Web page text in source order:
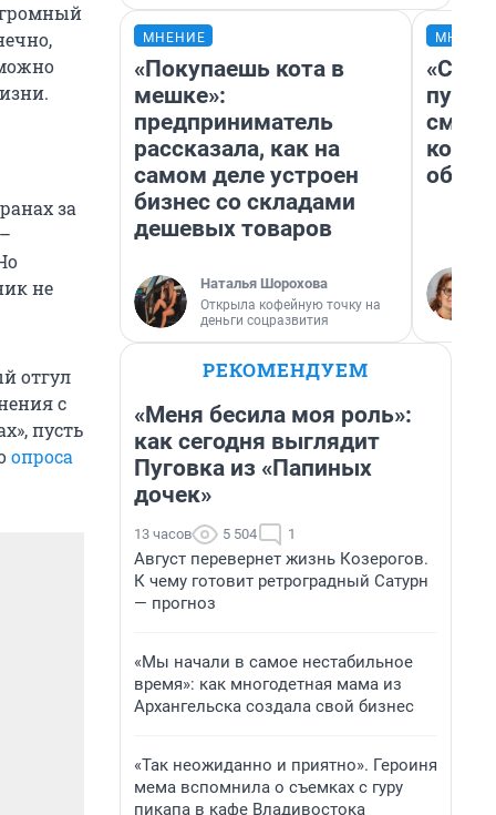
за
не
отгул
с
пусть
опроса
МНЕНИЕ
«Покупаешь кота в
мешке»:
предприниматель
рассказала, как на
самом деле устроен
бизнес со складами
дешевых товаров
Наталья Шорохова
Открыла кофейную точку на
деньги соцразвития
РЕКОМЕНДУЕМ
«Меня бесила моя роль»:
как сегодня выглядит
Пуговка из «Папиных
дочек»
13 часов 5 504 1
Август перевернет жизнь Козерогов.
К чему готовит ретроградный Сатурн
— прогноз
«Мы начали в самое нестабильное
время»: как многодетная мама из
Архангельска создала свой бизнес
«Так неожиданно и приятно». Героиня
мема вспомнила о съемках с гуру
пикапа в кафе Владивостока